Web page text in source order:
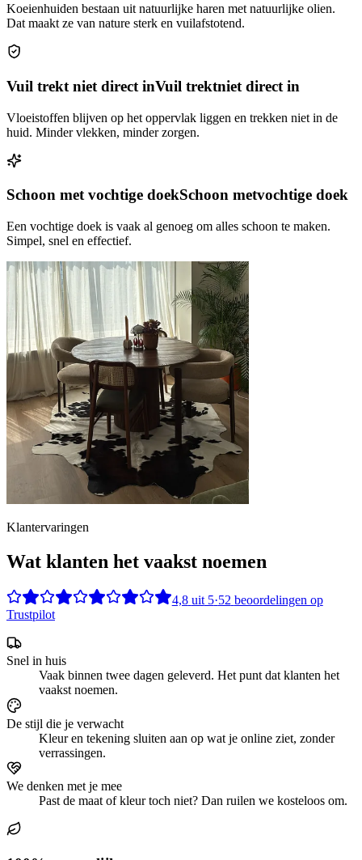
Koeienhuiden bestaan uit natuurlijke haren met natuurlijke olien.
Dat maakt ze van nature sterk en vuilafstotend.
Vuil trekt niet direct inVuil trektniet direct in
Vloeistoffen blijven op het oppervlak liggen en trekken niet in de
huid. Minder vlekken, minder zorgen.
Schoon met vochtige doekSchoon metvochtige doek
Een vochtige doek is vaak al genoeg om alles schoon te maken.
Simpel, snel en effectief.
Klantervaringen
Wat klanten het vaakst noemen
4,8 uit5·52 beoordelingen op
Trustpilot
Snel in huis
Vaak binnen twee dagen geleverd. Het punt dat klanten het
vaakst noemen.
De stijl die je verwacht
Kleur en tekening sluiten aan op wat je online ziet, zonder
verrassingen.
We denken met je mee
Past de maat of kleur toch niet? Dan ruilen we kosteloos om.